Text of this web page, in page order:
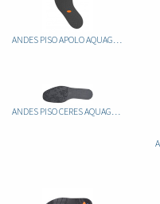
ANDES PISO APOLO AQUAGRIP CAUCHO